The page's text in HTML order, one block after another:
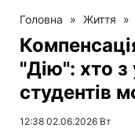
Головна » Життя »
"Дію": хто з
студентів
12:38 02.06.2026 Вт